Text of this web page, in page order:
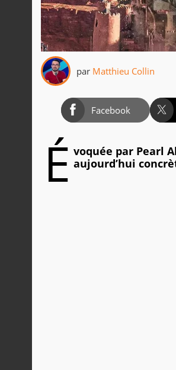
par Matthieu Collin
Facebook
É voquée par Pearl
aujourd’hui